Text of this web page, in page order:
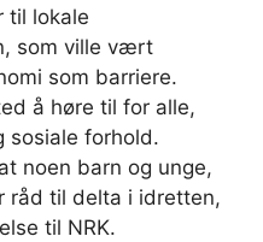
til lokale
som ville vært
som barriere.
å høre til for alle,
sosiale forhold.
noen barn og unge,
råd til delta i idretten,
til NRK.